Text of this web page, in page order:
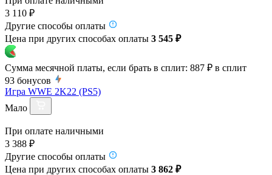
3 110 ₽
Другие способы оплаты
Цена при других способах оплаты 3 545 ₽
Сумма месячной платы, если брать в сплит: 887 ₽ в сплит
93 бонусов
Игра WWE 2K22 (PS5)
Мало
При оплате наличными
3 388 ₽
Другие способы оплаты
Цена при других способах оплаты 3 862 ₽